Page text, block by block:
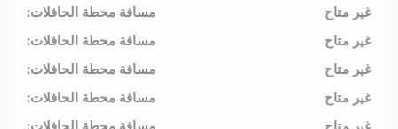
مسافة محطة الحافلات:
غير متاح
مسافة محطة الحافلات:
غير متاح
مسافة محطة الحافلات:
غير متاح
مسافة محطة الحافلات:
غير متاح
مسافة محطة الحافلات:
غير متاح